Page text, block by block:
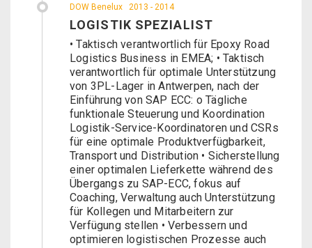
DOW Benelux 2013 - 2014
LOGISTIK SPEZIALIST
• Taktisch verantwortlich für Epoxy Road
Logistics Business in EMEA; • Taktisch
verantwortlich für optimale Unterstützung
von 3PL-Lager in Antwerpen, nach der
Einführung von SAP ECC: o Tägliche
funktionale Steuerung und Koordination
Logistik-Service-Koordinatoren und CSRs
für eine optimale Produktverfügbarkeit,
Transport und Distribution • Sicherstellung
einer optimalen Lieferkette während des
Übergangs zu SAP-ECC, fokus auf
Coaching, Verwaltung auch Unterstützung
für Kollegen und Mitarbeitern zur
Verfügung stellen • Verbessern und
optimieren logistischen Prozesse auch